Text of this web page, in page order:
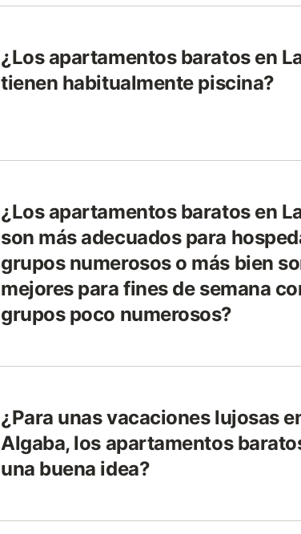
¿Los apartamentos baratos en
tienen habitualmente piscina?
¿Los apartamentos baratos en
son más adecuados para
grupos numerosos o más bien
mejores para fines de semana
grupos poco numerosos?
¿Para unas vacaciones lujosas
Algaba, los apartamentos
una buena idea?